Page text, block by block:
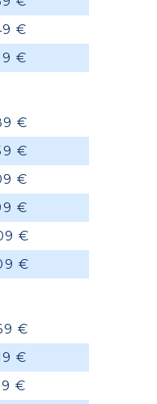
€
€
€
€
€
€
€
€
€
€
€